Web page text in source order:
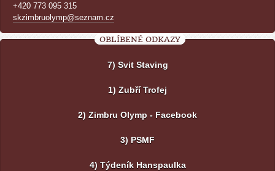
+420 773 095 315
skzimbruolymp@seznam.cz
OBLÍBENÉ ODKAZY
7) Svit Staving
1) Zubří Trofej
2) Zimbru Olymp - Facebook
3) PSMF
4) Týdeník Hanspaulka